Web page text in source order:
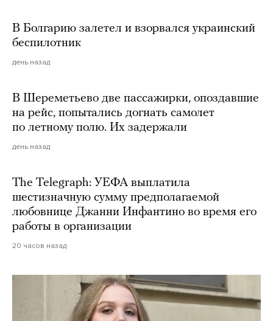
В Болгарию залетел и взорвался украинский
беспилотник
день назад
В Шереметьево две пассажирки, опоздавшие
на рейс, попытались догнать самолет
по летному полю. Их задержали
день назад
The Telegraph: УЕФА выплатила
шестизначную сумму предполагаемой
любовнице Джанни Инфантино во время его
работы в организации
20 часов назад